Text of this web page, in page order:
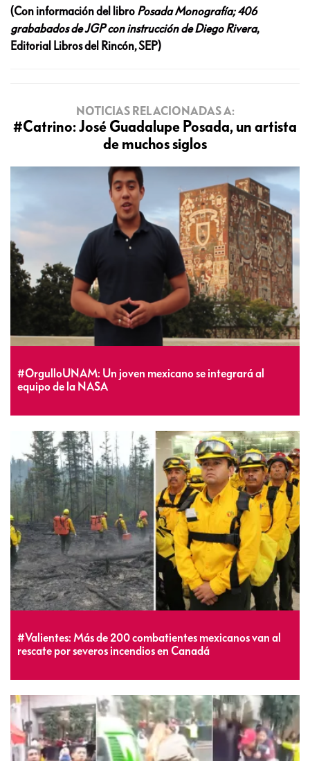
(Con información del libro Posada Monografía; 406
grababados de JGP con instrucción de Diego Rivera,
Editorial Libros del Rincón, SEP)
NOTICIAS RELACIONADAS A:
#Catrino: José Guadalupe Posada, un artista
de muchos siglos
#OrgulloUNAM: Un joven mexicano se integrará al
equipo de la NASA
#Valientes: Más de 200 combatientes mexicanos van al
rescate por severos incendios en Canadá